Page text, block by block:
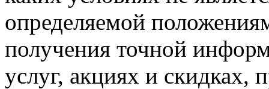
определяемой
получения точной
услуг, акциях и скидках,